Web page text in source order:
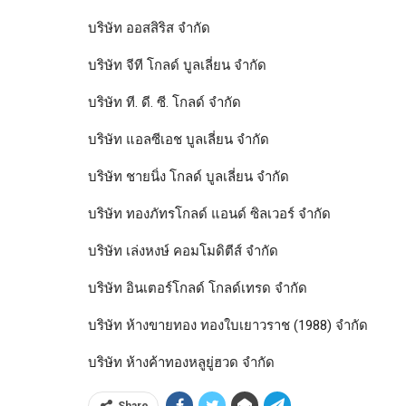
บริษัท ออสสิริส จำกัด
บริษัท จีที โกลด์ บูลเลี่ยน จำกัด
บริษัท ที. ดี. ซี. โกลด์ จำกัด
บริษัท แอลซีเอช บูลเลี่ยน จำกัด
บริษัท ชายนิ่ง โกลด์ บูลเลี่ยน จำกัด
บริษัท ทองภัทรโกลด์ แอนด์ ซิลเวอร์ จำกัด
บริษัท เล่งหงษ์ คอมโมดิตีส์ จำกัด
บริษัท อินเตอร์โกลด์ โกลด์เทรด จำกัด
บริษัท ห้างขายทอง ทองใบเยาวราช (1988) จำกัด
บริษัท ห้างค้าทองหลูยู่ฮวด จำกัด